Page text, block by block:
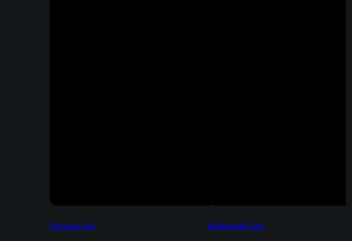
Fondue Set Kaffeetafel Set